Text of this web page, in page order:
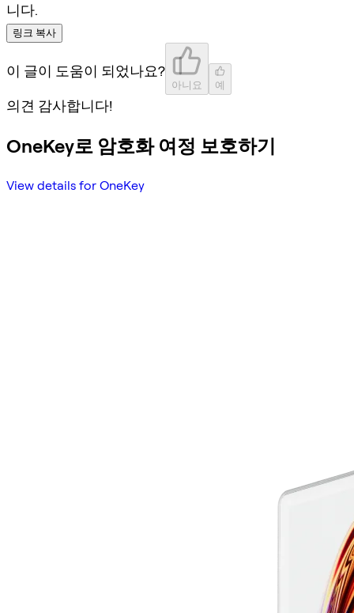
니다.
링크 복사
이 글이 도움이 되었나요?
아니요 예
의견 감사합니다!
OneKey로 암호화 여정 보호하기
View details for OneKey